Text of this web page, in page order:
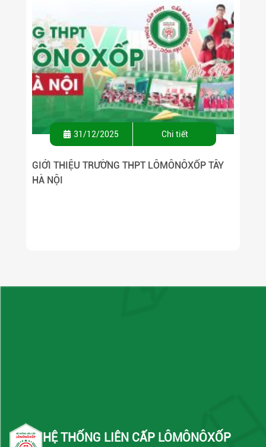
31/12/2025 Chi tiết
GIỚI THIỆU TRƯỜNG THPT LÔMÔNÔXỐP TÂY
HÀ NỘI
HỆ THỐNG LIÊN CẤP LÔMÔNÔXỐP